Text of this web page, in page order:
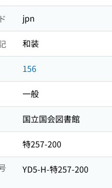
jpn
和装
156
一般
国立国会図書館
特257-200
YD5-H-特257-200